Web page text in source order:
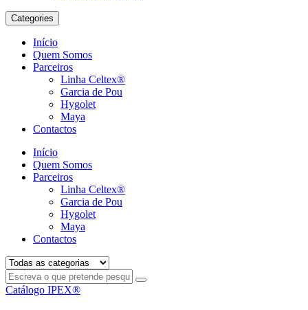
Categories
Início
Quem Somos
Parceiros
Linha Celtex®
Garcia de Pou
Hygolet
Maya
Contactos
Início
Quem Somos
Parceiros
Linha Celtex®
Garcia de Pou
Hygolet
Maya
Contactos
Catálogo IPEX®